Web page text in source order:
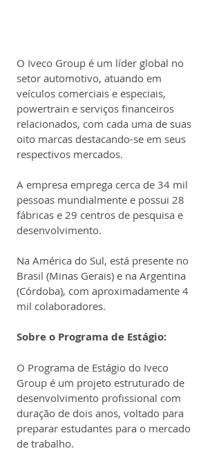
O Iveco Group é um líder global no
setor automotivo, atuando em
veículos comerciais e especiais,
powertrain e serviços financeiros
relacionados, com cada uma de suas
oito marcas destacando-se em seus
respectivos mercados.
A empresa emprega cerca de 34 mil
pessoas mundialmente e possui 28
fábricas e 29 centros de pesquisa e
desenvolvimento.
Na América do Sul, está presente no
Brasil (Minas Gerais) e na Argentina
(Córdoba), com aproximadamente 4
mil colaboradores.
Sobre o Programa de Estágio:
O Programa de Estágio do Iveco
Group é um projeto estruturado de
desenvolvimento profissional com
duração de dois anos, voltado para
preparar estudantes para o mercado
de trabalho.